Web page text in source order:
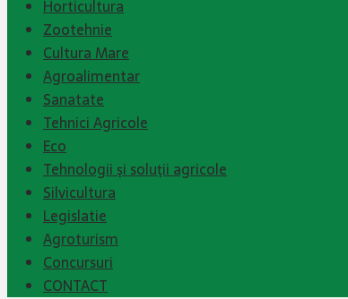
Horticultura
Zootehnie
Cultura Mare
Agroalimentar
Sanatate
Tehnici Agricole
Eco
Tehnologii şi soluţii agricole
Silvicultura
Legislatie
Agroturism
Concursuri
CONTACT